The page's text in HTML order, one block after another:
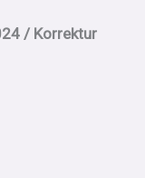
/ Korrektur